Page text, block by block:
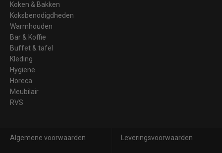
Koken & Bakken
Koksbenodigdheden
Warmhouden
Bar & Koffie
Buffet & tafel
Kleding
Hygiene
Horeca
Meubilair
RVS
Algemene voorwaarden Leveringsvoorwaarden